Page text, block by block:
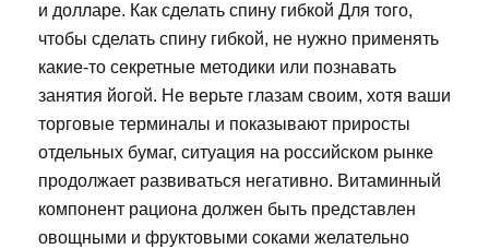
и долларе. Как сделать спину гибкой Для того,
чтобы сделать спину гибкой, не нужно применять
какие-то секретные методики или познавать
занятия йогой. Не верьте глазам своим, хотя ваши
торговые терминалы и показывают приросты
отдельных бумаг, ситуация на российском рынке
продолжает развиваться негативно. Витаминный
компонент рациона должен быть представлен
овощными и фруктовыми соками желательно